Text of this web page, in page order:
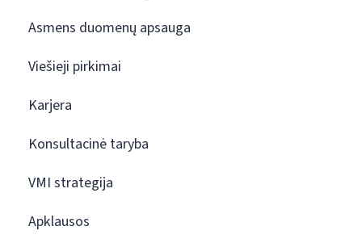
Asmens duomenų apsauga
Viešieji pirkimai
Karjera
Konsultacinė taryba
VMI strategija
Apklausos